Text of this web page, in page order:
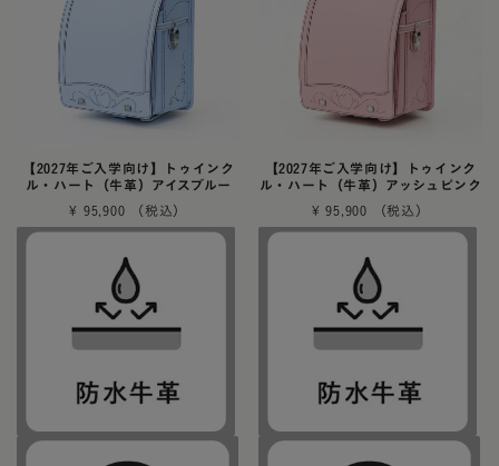
【2027年ご入学向け】トゥインク
ル・ハート（牛革）アイスブルー
¥ 95,900
【2027年ご入学向け】トゥインク
ル・ハート（牛革）アッシュピンク
¥ 95,900